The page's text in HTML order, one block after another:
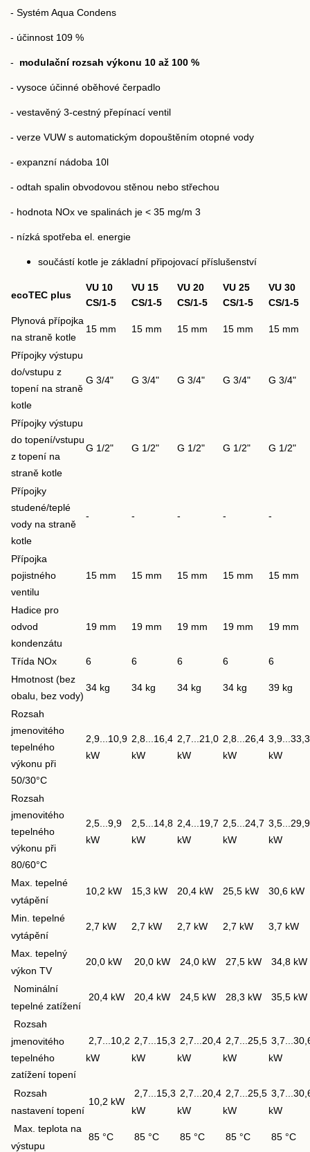
- Systém Aqua Condens
- účinnost 109 %
- modulační rozsah výkonu 10 až 100 %
- vysoce účinné oběhové čerpadlo
- vestavěný 3-cestný přepínací ventil
- verze VUW s automatickým dopouštěním otopné vody
- expanzní nádoba 10l
- odtah spalin obvodovou stěnou nebo střechou
- hodnota NOx ve spalinách je < 35 mg/m 3
- nízká spotřeba el. energie
součástí kotle je základní připojovací příslušenství
ecoTEC plus
VU 10
CS/1-5
VU 15
CS/1-5
VU 20
CS/1-5
VU 25
CS/1-5
VU 30
CS/1-5
Plynová přípojka
na straně kotle
15 mm 15 mm 15 mm 15 mm 15 mm
Přípojky výstupu
do/vstupu z
topení na straně
kotle
G 3/4" G 3/4" G 3/4" G 3/4" G 3/4"
Přípojky výstupu
do topení/vstupu
z topení na
straně kotle
G 1/2" G 1/2" G 1/2" G 1/2" G 1/2"
Přípojky
studené/teplé
vody na straně
kotle
- - - - -
Přípojka
pojistného
ventilu
15 mm 15 mm 15 mm 15 mm 15 mm
Hadice pro
odvod
kondenzátu
19 mm 19 mm 19 mm 19 mm 19 mm
Třída NOx 6 6 6 6
6
Hmotnost (bez
obalu, bez vody)
34 kg 34 kg 34 kg 34 kg 39 kg
Rozsah
jmenovitého
tepelného
výkonu při
50/30°C
2,9...10,9
kW
2,8...16,4
kW
2,7...21,0
kW
2,8...26,4
kW
3,9...33,3
kW
Rozsah
jmenovitého
tepelného
výkonu při
80/60°C
2,5...9,9
kW
2,5...14,8
kW
2,4...19,7
kW
2,5...24,7
kW
3,5...29,9
kW
Max. tepelné
vytápění
10,2 kW 15,3 kW 20,4 kW 25,5 kW 30,6 kW
Min. tepelné
vytápění
2,7 kW 2,7 kW 2,7 kW 2,7 kW 3,7 kW
Max. tepelný
výkon TV
20,0 kW 20,0 kW 24,0 kW 27,5 kW 34,8 kW
Nominální
tepelné zatížení
20,4 kW 20,4 kW 24,5 kW 28,3 kW 35,5 kW
Rozsah
jmenovitého
tepelného
zatížení topení
2,7...10,2
kW
2,7...15,3
kW
2,7...20,4
kW
2,7...25,5
kW
kW
Rozsah
nastavení topení
10,2 kW
2,7...15,3
kW
2,7...20,4
kW
2,7...25,5
kW
kW
Max. teplota na
výstupu
85 °C 85 °C 85 °C 85 °C 85 °C